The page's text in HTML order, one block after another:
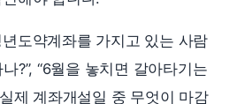
도약계좌를 가지고 있는 사람
?”, “6월을 놓치면 갈아타기는
제 계좌개설일 중 무엇이 마감